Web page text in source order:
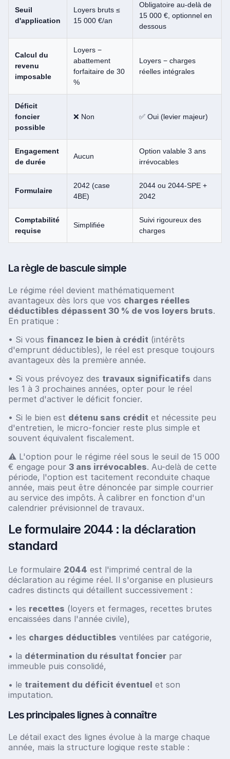
Seuil
d'application
Loyers bruts ≤
15 000 €/an
Obligatoire au-delà de
15 000 €, optionnel en
dessous
Calcul du
revenu
imposable
Loyers −
abattement
forfaitaire de 30
%
Loyers − charges
réelles intégrales
Déficit
foncier
possible
❌ Non ✅ Oui (levier majeur)
Engagement
de durée
Aucun
Option valable 3 ans
irrévocables
Formulaire
2042 (case
4BE)
2044 ou 2044-SPE +
2042
Comptabilité
requise
Simplifiée
Suivi rigoureux des
charges
La règle de bascule simple
Le régime réel devient mathématiquement
avantageux dès lors que vos charges réelles
déductibles dépassent 30 % de vos loyers bruts.
En pratique :
• Si vous financez le bien à crédit (intérêts
d'emprunt déductibles), le réel est presque toujours
avantageux dès la première année.
• Si vous prévoyez des travaux significatifs dans
les 1 à 3 prochaines années, opter pour le réel
permet d'activer le déficit foncier.
• Si le bien est détenu sans crédit et nécessite peu
d'entretien, le micro-foncier reste plus simple et
souvent équivalent fiscalement.
⚠️ L'option pour le régime réel sous le seuil de 15 000
€ engage pour 3 ans irrévocables. Au-delà de cette
période, l'option est tacitement reconduite chaque
année, mais peut être dénoncée par simple courrier
au service des impôts. À calibrer en fonction d'un
calendrier prévisionnel de travaux.
Le formulaire 2044 : la déclaration
standard
Le formulaire 2044 est l'imprimé central de la
déclaration au régime réel. Il s'organise en plusieurs
cadres distincts qui détaillent successivement :
• les recettes (loyers et fermages, recettes brutes
encaissées dans l'année civile),
• les charges déductibles ventilées par catégorie,
• la détermination du résultat foncier par
immeuble puis consolidé,
• le traitement du déficit éventuel et son
imputation.
Les principales lignes à connaître
Le détail exact des lignes évolue à la marge chaque
année, mais la structure logique reste stable :